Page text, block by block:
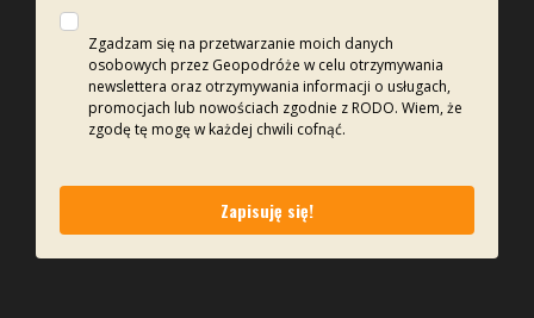
Zgadzam się na przetwarzanie moich danych
osobowych przez Geopodróże w celu otrzymywania
newslettera oraz otrzymywania informacji o usługach,
promocjach lub nowościach zgodnie z RODO. Wiem, że
zgodę tę mogę w każdej chwili cofnąć.
Zapisuję się!